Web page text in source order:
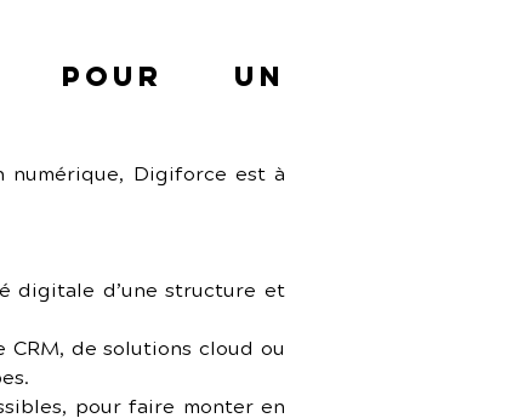
pour un
numérique, Digiforce est à
digitale d’une structure et
de solutions cloud ou
pour faire monter en